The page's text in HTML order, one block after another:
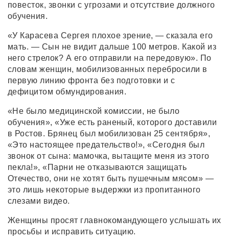
повесток, звонки с угрозами и отсутствие должного
обучения.
«У Карасева Сергея плохое зрение, — сказала его
мать. — Сын не видит дальше 100 метров. Какой из
него стрелок? А его отправили на передовую». По
словам женщин, мобилизованных перебросили в
первую линию фронта без подготовки и с
дефицитом обмундирования.
«Не было медицинской комиссии, не было
обучения», «Уже есть раненый, которого доставили
в Ростов. Брянец был мобилизован 25 сентября»,
«Это настоящее предательство!», «Сегодня был
звонок от сына: мамочка, вытащите меня из этого
пекла!», «Парни не отказываются защищать
Отечество, они не хотят быть пушечным мясом» —
это лишь некоторые выдержки из пропитанного
слезами видео.
Женщины просят главнокомандующего услышать их
просьбы и исправить ситуацию.